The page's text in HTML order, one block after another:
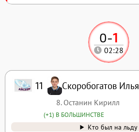
0-1
02:28
11 Скоробогатов Илья
8. Останин Кирилл
(+1) В БОЛЬШИНСТВЕ
Кто был на льду